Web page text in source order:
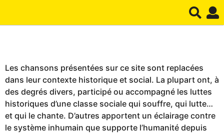
Les chansons présentées sur ce site sont replacées
dans leur contexte historique et social. La plupart ont, à
des degrés divers, participé ou accompagné les luttes
historiques d’une classe sociale qui souffre, qui lutte…
et qui le chante. D’autres apportent un éclairage contre
le système inhumain que supporte l’humanité depuis